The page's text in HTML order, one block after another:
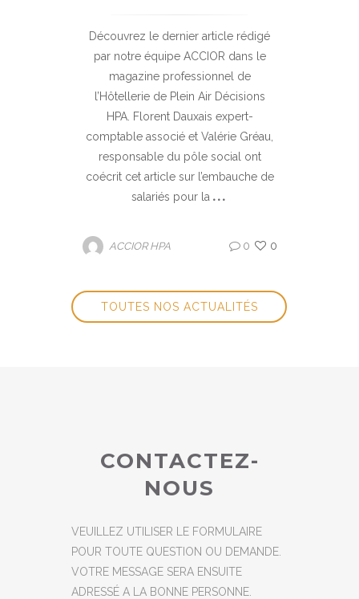
Découvrez le dernier article rédigé
par notre équipe ACCIOR dans le
magazine professionnel de
l’Hôtellerie de Plein Air Décisions
HPA. Florent Dauxais expert-
comptable associé et Valérie Gréau,
responsable du pôle social ont
coécrit cet article sur l’embauche de
salariés pour la
ACCIOR HPA 0
0
TOUTES NOS ACTUALITÉS
CONTACTEZ-
NOUS
VEUILLEZ UTILISER LE FORMULAIRE
POUR TOUTE QUESTION OU DEMANDE.
VOTRE MESSAGE SERA ENSUITE
ADRESSÉ A LA BONNE PERSONNE.